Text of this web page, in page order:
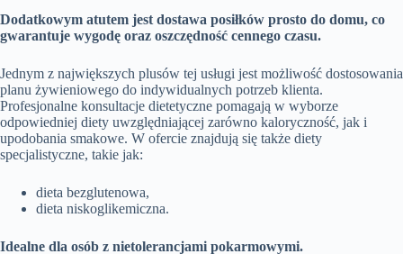
Dodatkowym atutem jest dostawa posiłków prosto do domu, co
gwarantuje wygodę oraz oszczędność cennego czasu.
Jednym z największych plusów tej usługi jest możliwość dostosowania
planu żywieniowego do indywidualnych potrzeb klienta.
Profesjonalne konsultacje dietetyczne pomagają w wyborze
odpowiedniej diety uwzględniającej zarówno kaloryczność, jak i
upodobania smakowe. W ofercie znajdują się także diety
specjalistyczne, takie jak:
dieta bezglutenowa,
dieta niskoglikemiczna.
Idealne dla osób z nietolerancjami pokarmowymi.